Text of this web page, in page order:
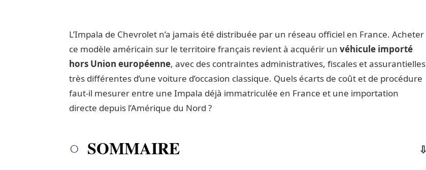
L’Impala de Chevrolet n’a jamais été distribuée par un réseau officiel en France. Acheter
ce modèle américain sur le territoire français revient à acquérir un véhicule importé
hors Union européenne, avec des contraintes administratives, fiscales et assurantielles
très différentes d’une voiture d’occasion classique. Quels écarts de coût et de procédure
faut-il mesurer entre une Impala déjà immatriculée en France et une importation
directe depuis l’Amérique du Nord ?
SOMMAIRE